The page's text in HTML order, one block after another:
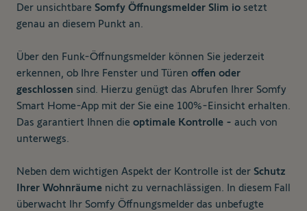
Der unsichtbare Somfy Öffnungsmelder Slim io setzt
genau an diesem Punkt an.
Über den Funk-Öffnungsmelder können Sie jederzeit
erkennen, ob Ihre Fenster und Türen offen oder
geschlossen sind. Hierzu genügt das Abrufen Ihrer Somfy
Smart Home-App mit der Sie eine 100%-Einsicht erhalten.
Das garantiert Ihnen die optimale Kontrolle - auch von
unterwegs.
Neben dem wichtigen Aspekt der Kontrolle ist der Schutz
Ihrer Wohnräume nicht zu vernachlässigen. In diesem Fall
überwacht Ihr Somfy Öffnungsmelder das unbefugte